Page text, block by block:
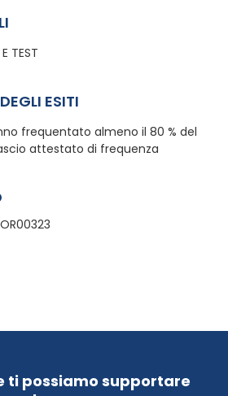
TEST
ESITI
frequentato almeno il 80 % del
attestato di frequenza
ti possiamo supportare